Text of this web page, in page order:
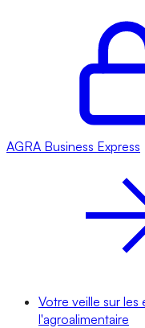
AGRA Business Express
Votre veille sur les
l'agroalimentaire